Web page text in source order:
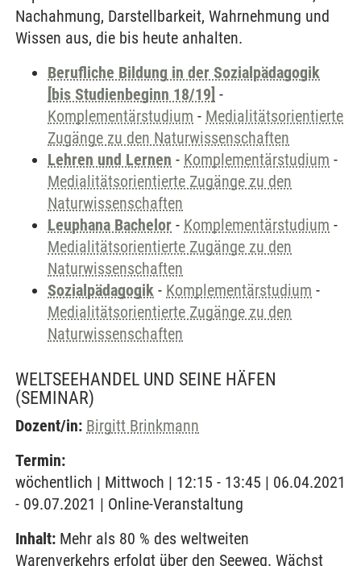
Nachahmung, Darstellbarkeit, Wahrnehmung und
Wissen aus, die bis heute anhalten.
Berufliche Bildung in der Sozialpädagogik
[bis Studienbeginn 18/19] -
Komplementärstudium - Medialitätsorientierte
Zugänge zu den Naturwissenschaften
Lehren und Lernen - Komplementärstudium -
Medialitätsorientierte Zugänge zu den
Naturwissenschaften
Leuphana Bachelor - Komplementärstudium -
Medialitätsorientierte Zugänge zu den
Naturwissenschaften
Sozialpädagogik - Komplementärstudium -
Medialitätsorientierte Zugänge zu den
Naturwissenschaften
WELTSEEHANDEL UND SEINE HÄFEN
(SEMINAR)
Dozent/in: Birgitt Brinkmann
Termin:
wöchentlich | Mittwoch | 12:15 - 13:45 | 06.04.2021
- 09.07.2021 | Online-Veranstaltung
Inhalt: Mehr als 80 % des weltweiten
Warenverkehrs erfolgt über den Seeweg. Wächst